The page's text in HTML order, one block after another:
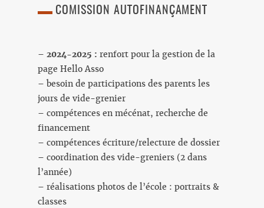
COMISSION AUTOFINANÇAMENT
– 2024-2025 : renfort pour la gestion de la
page Hello Asso
– besoin de participations des parents les
jours de vide-grenier
– compétences en mécénat, recherche de
financement
– compétences écriture/relecture de dossier
– coordination des vide-greniers (2 dans
l’année)
– réalisations photos de l’école : portraits &
classes